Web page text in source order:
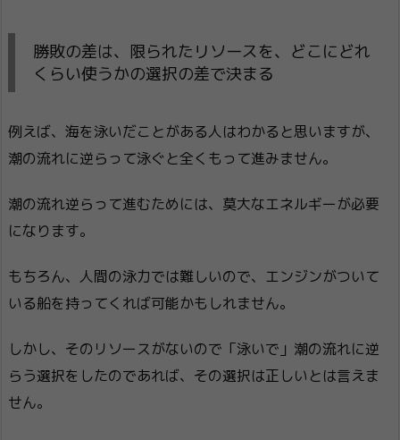
勝敗の差は、限られたリソースを、どこにどれ
くらい使うかの選択の差で決まる
例えば、海を泳いだことがある人はわかると思いますが、
潮の流れに逆らって泳ぐと全くもって進みません。
潮の流れ逆らって進むためには、莫大なエネルギーが必要
になります。
もちろん、人間の泳力では難しいので、エンジンがついて
いる船を持ってくれば可能かもしれません。
しかし、そのリソースがないので「泳いで」潮の流れに逆
らう選択をしたのであれば、その選択は正しいとは言えま
せん。